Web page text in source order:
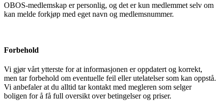
OBOS-medlemskap er personlig, og det er kun medlemmet selv om
kan melde forkjøp med eget navn og medlemsnummer.
Forbehold
Vi gjør vårt ytterste for at informasjonen er oppdatert og korrekt,
men tar forbehold om eventuelle feil eller utelatelser som kan oppstå.
Vi anbefaler at du alltid tar kontakt med megleren som selger
boligen for å få full oversikt over betingelser og priser.